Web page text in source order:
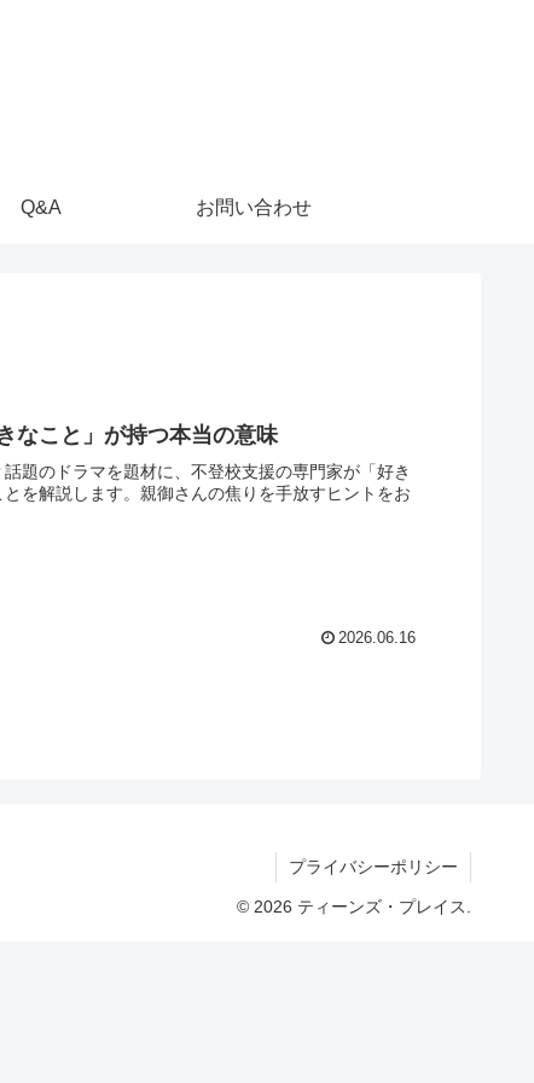
Q&A お問い合わせ
なこと」が持つ本当の意味
題のドラマを題材に、不登校支援の専門家が「好き
を解説します。親御さんの焦りを手放すヒントをお
2026.06.16
プライバシーポリシー
© 2026 ティーンズ・プレイス.